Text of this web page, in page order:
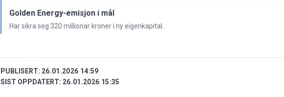
Golden Energy-emisjon i mål
Har sikra seg 320 millionar kroner i ny eigenkapital.
PUBLISERT: 26.01.2026 14:59
SIST OPPDATERT: 26.01.2026 15:35